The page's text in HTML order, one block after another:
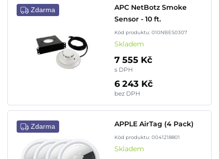
Zdarma
APC NetBotz Smoke
Sensor - 10 ft.
Kód produktu: 010NBES0307
Skladem
7 555 Kč
s DPH
6 243 Kč
bez DPH
Zdarma APPLE AirTag (4 Pack)
Kód produktu: 0041218801
Skladem